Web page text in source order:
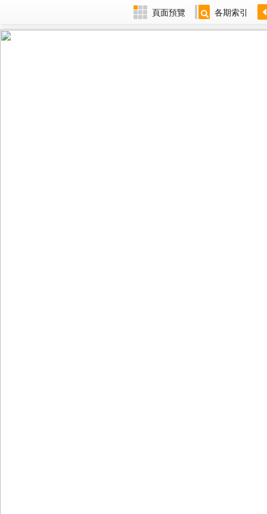
頁面預覽 各期索引